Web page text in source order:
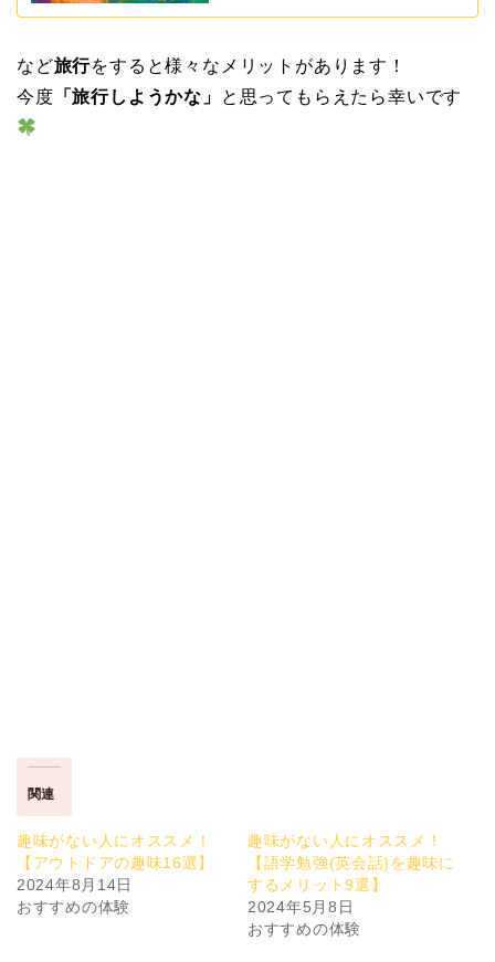
など旅行をすると様々なメリットがあります！
今度 「旅行しようかな」 と思ってもらえたら幸いです
関連
趣味がない人にオススメ！
【アウトドアの趣味16選】
2024年8月14日
おすすめの体験
趣味がない人にオススメ！
【語学勉強(英会話)を趣味に
するメリット9選】
2024年5月8日
おすすめの体験